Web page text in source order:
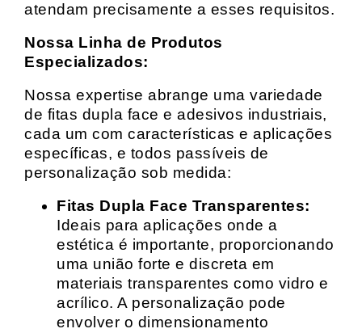
atendam precisamente a esses requisitos.
Nossa Linha de Produtos
Especializados:
Nossa expertise abrange uma variedade
de fitas dupla face e adesivos industriais,
cada um com características e aplicações
específicas, e todos passíveis de
personalização sob medida:
Fitas Dupla Face Transparentes:
Ideais para aplicações onde a
estética é importante, proporcionando
uma união forte e discreta em
materiais transparentes como vidro e
acrílico. A personalização pode
envolver o dimensionamento